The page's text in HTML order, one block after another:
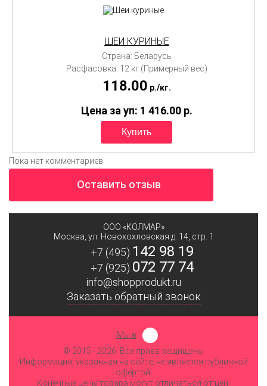
ШЕИ КУРИНЫЕ
Страна: Беларусь
Расфасовка: 12 кг.(Примерный вес)
118.00 p./кг.
Цена за уп: 1 416.00 p.
Пока нет комментариев
Оставить отзыв
ООО «КОЛМАР»
Москва ул. Новохохловская д. 14, стр. 1
+7 (495) 142 98 19
+7 (925) 072 77 74
info@shopprodukt.ru
Заказать обратный звонок
Мы в
© 2015 - 2026. Все права защищены
Информация, указанная на сайте, не является публичной
офертой.
Конечные цены товара могут отличаться от цен,